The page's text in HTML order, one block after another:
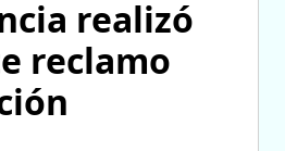
realizó
reclamo